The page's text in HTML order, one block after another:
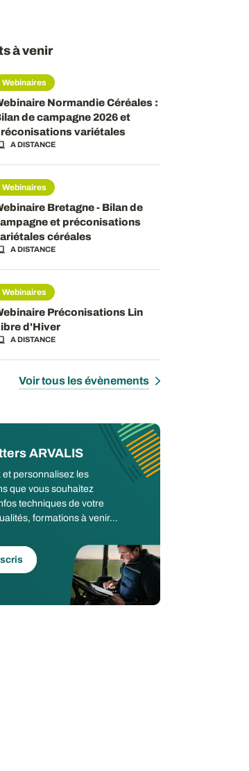
à venir
Webinaires
Normandie Céréales :
de campagne 2026 et
variétales
A DISTANCE
Webinaires
Bretagne - Bilan de
et préconisations
céréales
A DISTANCE
Webinaires
Préconisations Lin
d'Hiver
A DISTANCE
Voir tous les évènements
ARVALIS
et personnalisez les
que vous souhaitez
techniques de votre
formations à venir...